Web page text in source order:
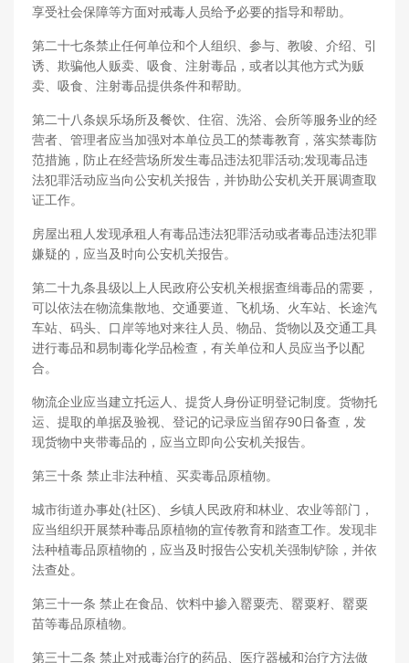
享受社会保障等方面对戒毒人员给予必要的指导和帮助。
第二十七条禁止任何单位和个人组织、参与、教唆、介绍、引
诱、欺骗他人贩卖、吸食、注射毒品，或者以其他方式为贩
卖、吸食、注射毒品提供条件和帮助。
第二十八条娱乐场所及餐饮、住宿、洗浴、会所等服务业的经
营者、管理者应当加强对本单位员工的禁毒教育，落实禁毒防
范措施，防止在经营场所发生毒品违法犯罪活动;发现毒品违
法犯罪活动应当向公安机关报告，并协助公安机关开展调查取
证工作。
房屋出租人发现承租人有毒品违法犯罪活动或者毒品违法犯罪
嫌疑的，应当及时向公安机关报告。
第二十九条县级以上人民政府公安机关根据查缉毒品的需要，
可以依法在物流集散地、交通要道、飞机场、火车站、长途汽
车站、码头、口岸等地对来往人员、物品、货物以及交通工具
进行毒品和易制毒化学品检查，有关单位和人员应当予以配
合。
物流企业应当建立托运人、提货人身份证明登记制度。货物托
运、提取的单据及验视、登记的记录应当留存90日备查，发
现货物中夹带毒品的，应当立即向公安机关报告。
第三十条 禁止非法种植、买卖毒品原植物。
城市街道办事处(社区)、乡镇人民政府和林业、农业等部门，
应当组织开展禁种毒品原植物的宣传教育和踏查工作。发现非
法种植毒品原植物的，应当及时报告公安机关强制铲除，并依
法查处。
第三十一条 禁止在食品、饮料中掺入罂粟壳、罂粟籽、罂粟
苗等毒品原植物。
第三十二条 禁止对戒毒治疗的药品、医疗器械和治疗方法做